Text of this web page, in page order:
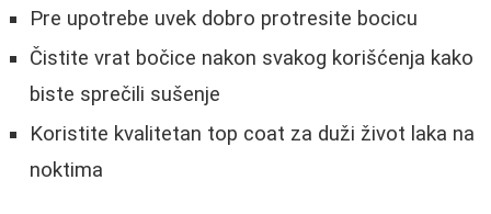
Pre upotrebe uvek dobro protresite bocicu
Čistite vrat bočice nakon svakog korišćenja kako
biste sprečili sušenje
Koristite kvalitetan top coat za duži život laka na
noktima